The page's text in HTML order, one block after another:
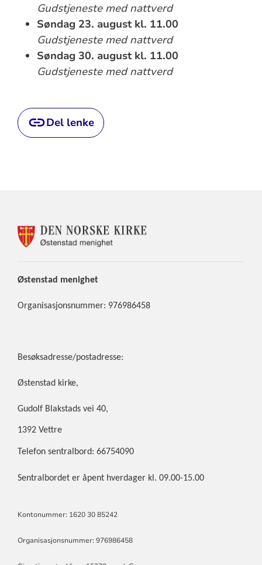
Gudstjeneste med nattverd
Søndag 23. august kl. 11.00
Gudstjeneste med nattverd
Søndag 30. august kl. 11.00
Gudstjeneste med nattverd
Del lenke
KONTAKTINFORMASJON
Østenstad menighet
Organisasjonsnummer: 976986458
Besøksadresse/postadresse:
Østenstad kirke,
Gudolf Blakstads vei 40,
1392 Vettre
Telefon sentralbord: 66754090
Sentralbordet er åpent hverdager kl. 09.00-15.00
Kontonummer: 1620 30 85242
Organisasjonsnummer: 976986458